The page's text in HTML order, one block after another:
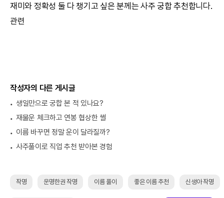
재미와 정확성 둘 다 챙기고 싶은 분께는 사주궁합추천합니다.
관련
작성자의 다른 게시글
생일만으로 궁합 본 적 있나요?
재물운 체크하고 연봉 협상한 썰
이름 바꾸면 정말 운이 달라질까?
사주풀이로 직업 추천 받아본 경험
작명 운명한권 작명 이름 풀이 좋은 이름 추천 신생아 작명